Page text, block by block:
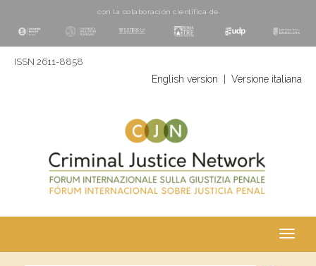
con la colaboración cientí­fica de
ISSN 2611-8858
English version Versione italiana